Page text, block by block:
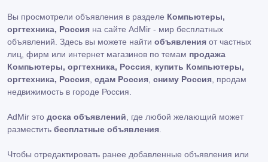
Вы просмотрели объявления в разделе Компьютеры,
оргтехника, Россия на сайте AdMir - мир бесплатных
объявлений. Здесь вы можете найти объявления от частных
лиц, фирм или интернет магазинов по темам продажа
Компьютеры, оргтехника, Россия купить Компьютеры,
оргтехника, Россия сдам Россия сниму Россия , продам
недвижимость в городе Россия.
AdMir это доска объявлений , где любой желающий может
разместить бесплатные объявления
Чтобы отредактировать ранее добавленные объявления или